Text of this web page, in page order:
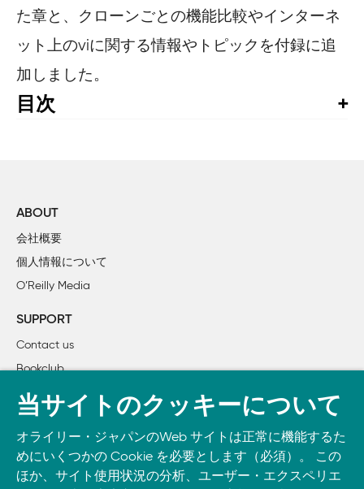
た章と、クローンごとの機能比較やインターネ
ット上のviに関する情報やトピックを付録に追
加しました。
目次
        1.2 編集をセーブせずに終了するには
        2.1 viのコマンド
        2.2 カーソルの動かし方
        2.3 簡単な編集
        2.5 Jによる2行の連結
        2.6 viの基本コマンドのまとめ
3章 素早くジャンプする方法
        3.1 画面単位でのジャンプ
        3.2 テキストブロック単位でのジャンプ
        3.3 検索によるジャンプ
ABOUT
会社概要
個人情報について
O’Reilly Media
SUPPORT
Contact us
Bookclub
書籍注文
Take O’Reilly with you and learn anywhere, anytime on your
phone
and tablet.
当サイトのクッキーについて
オライリー・ジャパンのWeb サイトは正常に機能するた
めにいくつかの Cookie を必要とします（必須）。 この
ほか、サイト使用状況の分析、ユーザー・エクスペリエ